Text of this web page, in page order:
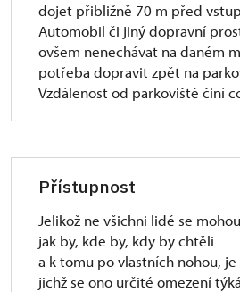
dojet přibližně 70 m před
Automobil či jiný dopravní
ovšem nenechávat na daném
potřeba dopravit zpět na
Vzdálenost od parkoviště činí
Přístupnost
Jelikož ne všichni lidé se
jak by, kde by, kdy by chtěli
a k tomu po vlastních nohou, je
jichž se ono určité omezení